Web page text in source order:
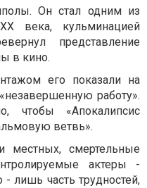
Он стал одним из
века, кульминацией
представление
в кино.
его показали на
работу».
чтобы «Апокалипсис
ветвь».
местных, смертельные
актеры -
лишь часть трудностей,